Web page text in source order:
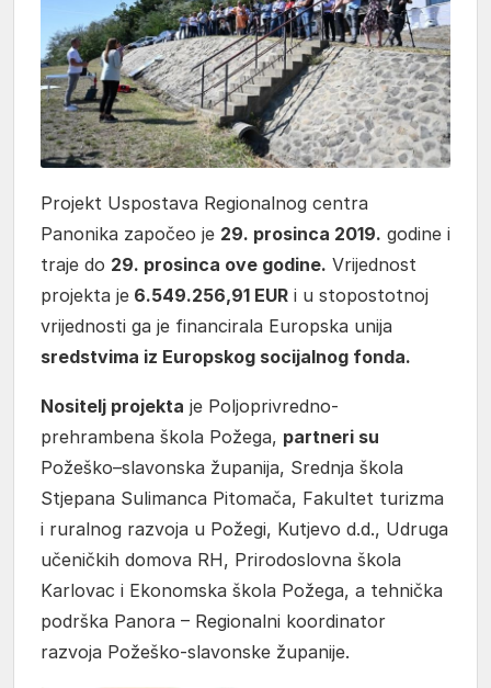
Projekt Uspostava Regionalnog centra
Panonika započeo je 29. prosinca 2019. godine i
traje do 29. prosinca ove godine. Vrijednost
projekta je 6.549.256,91 EUR i u stopostotnoj
vrijednosti ga je financirala Europska unija
sredstvima iz Europskog socijalnog fonda.
Nositelj projekta je Poljoprivredno-
prehrambena škola Požega, partneri su
Požeško–slavonska županija, Srednja škola
Stjepana Sulimanca Pitomača, Fakultet turizma
i ruralnog razvoja u Požegi, Kutjevo d.d., Udruga
učeničkih domova RH, Prirodoslovna škola
Karlovac i Ekonomska škola Požega, a tehnička
podrška Panora – Regionalni koordinator
razvoja Požeško-slavonske županije.